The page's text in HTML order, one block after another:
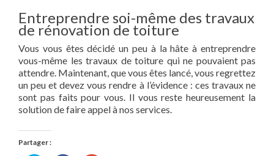
Entreprendre soi-même des travaux
de rénovation de toiture
Vous vous êtes décidé un peu à la hâte à entreprendre
vous-même les travaux de toiture qui ne pouvaient pas
attendre. Maintenant, que vous êtes lancé, vous regrettez
un peu et devez vous rendre à l’évidence : ces travaux ne
sont pas faits pour vous. Il vous reste heureusement la
solution de faire appel à nos services.
Partager :